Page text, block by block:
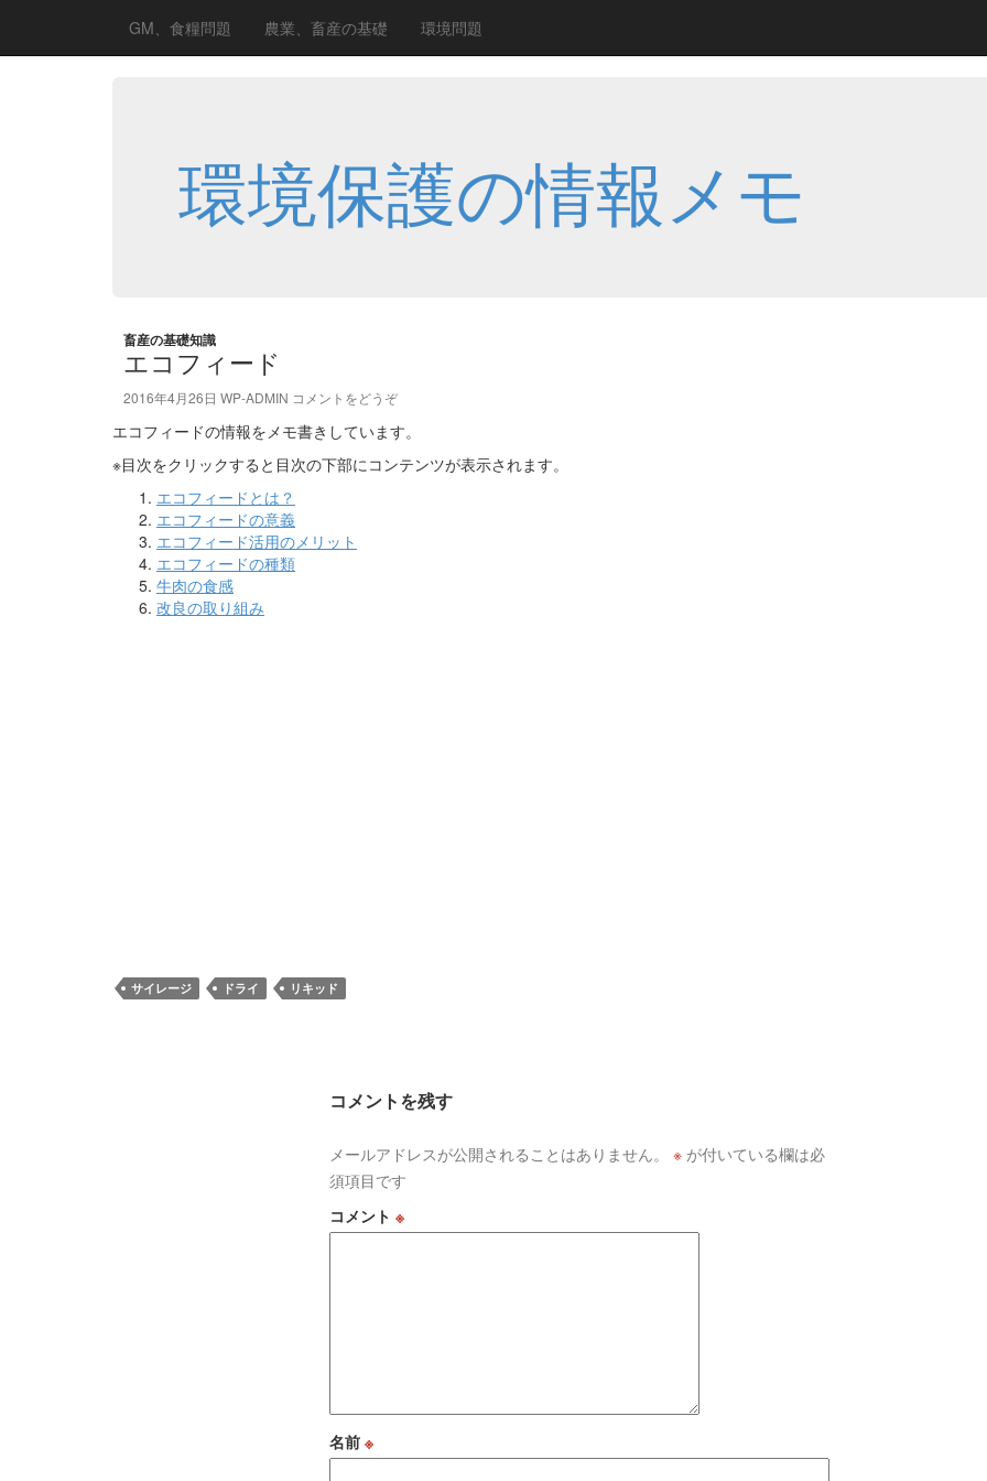
GM、食糧問題 農業、畜産の基礎 環境問題
環境保護の情報メモ
畜産の基礎知識
エコフィード
2016年4月26日 WP-ADMIN コメントをどうぞ
エコフィードの情報をメモ書きしています。
※目次をクリックすると目次の下部にコンテンツが表示されます。
エコフィードとは？
エコフィードの意義
エコフィード活用のメリット
エコフィードの種類
牛肉の食感
改良の取り組み
サイレージ ドライ リキッド
コメントを残す
メールアドレスが公開されることはありません。 ※が付いている欄は必
須項目です
コメント ※
名前 ※